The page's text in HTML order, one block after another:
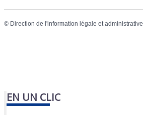
© Direction de l'information légale et administrative
EN UN CLIC